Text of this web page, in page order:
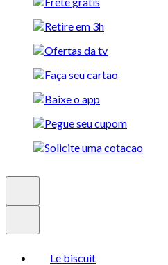
Le biscuit